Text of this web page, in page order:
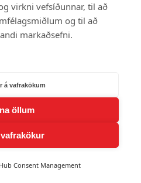
Wordpress Vefhönnun
virkni vefsíðunnar, til að
og til að
markaðsefni.
á vafrakökum
öllum
Consent Management